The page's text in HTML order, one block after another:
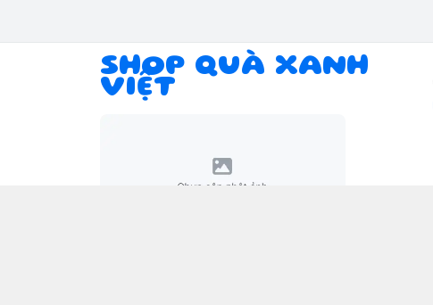
SHOP QUÀ XANH
VIỆT